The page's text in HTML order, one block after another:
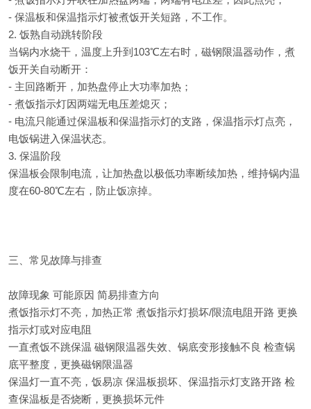
- 保温板和保温指示灯被煮饭开关短路，不工作。
2. 饭熟自动跳转阶段
当锅内水烧干，温度上升到103℃左右时，磁钢限温器动作，煮
饭开关自动断开：
- 主回路断开，加热盘停止大功率加热；
- 煮饭指示灯因两端无电压差熄灭；
- 电流只能通过保温板和保温指示灯的支路，保温指示灯点亮，
电饭锅进入保温状态。
3. 保温阶段
保温板会限制电流，让加热盘以极低功率断续加热，维持锅内温
度在60-80℃左右，防止饭凉掉。
三、常见故障与排查
故障现象 可能原因 简易排查方向
煮饭指示灯不亮，加热正常 煮饭指示灯损坏/限流电阻开路 更换
指示灯或对应电阻
一直煮饭不跳保温 磁钢限温器失效、锅底变形接触不良 检查锅
底平整度，更换磁钢限温器
保温灯一直不亮，饭易凉 保温板损坏、保温指示灯支路开路 检
查保温板是否烧断，更换损坏元件